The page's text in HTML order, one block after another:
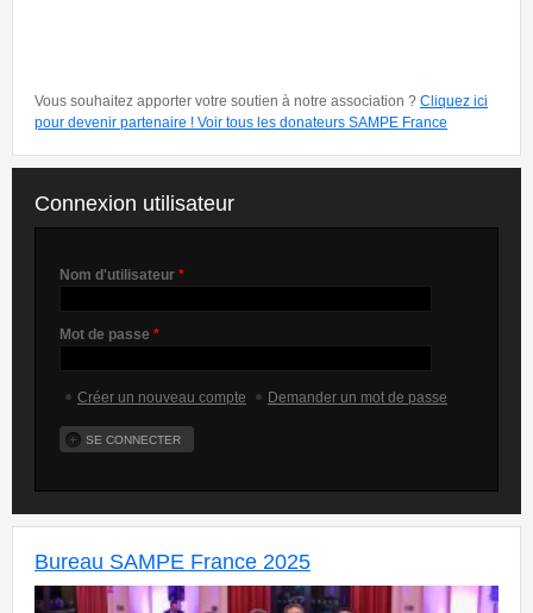
Vous souhaitez apporter votre soutien à notre association ? Cliquez ici
pour devenir partenaire ! Voir tous les donateurs SAMPE France
Connexion utilisateur
Nom d'utilisateur *
Mot de passe *
Créer un nouveau compte Demander un mot de passe
Bureau SAMPE France 2025